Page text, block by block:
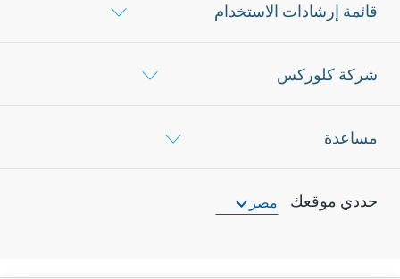
قائمة إرشادات الاستخدام
شركة كلوركس
مساعدة
حددي موقعك مصر